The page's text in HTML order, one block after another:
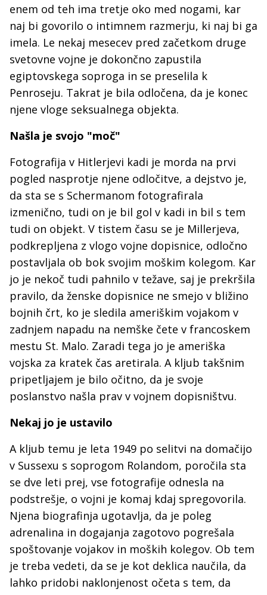
enem od teh ima tretje oko med nogami, kar
naj bi govorilo o intimnem razmerju, ki naj bi ga
imela. Le nekaj mesecev pred začetkom druge
svetovne vojne je dokončno zapustila
egiptovskega soproga in se preselila k
Penroseju. Takrat je bila odločena, da je konec
njene vloge seksualnega objekta.
Našla je svojo "moč"
Fotografija v Hitlerjevi kadi je morda na prvi
pogled nasprotje njene odločitve, a dejstvo je,
da sta se s Schermanom fotografirala
izmenično, tudi on je bil gol v kadi in bil s tem
tudi on objekt. V tistem času se je Millerjeva,
podkrepljena z vlogo vojne dopisnice, odločno
postavljala ob bok svojim moškim kolegom. Kar
jo je nekoč tudi pahnilo v težave, saj je prekršila
pravilo, da ženske dopisnice ne smejo v bližino
bojnih črt, ko je sledila ameriškim vojakom v
zadnjem napadu na nemške čete v francoskem
mestu St. Malo. Zaradi tega jo je ameriška
vojska za kratek čas aretirala. A kljub takšnim
pripetljajem je bilo očitno, da je svoje
poslanstvo našla prav v vojnem dopisništvu.
Nekaj jo je ustavilo
A kljub temu je leta 1949 po selitvi na domačijo
v Sussexu s soprogom Rolandom, poročila sta
se dve leti prej, vse fotografije odnesla na
podstrešje, o vojni je komaj kdaj spregovorila.
Njena biografinja ugotavlja, da je poleg
adrenalina in dogajanja zagotovo pogrešala
spoštovanje vojakov in moških kolegov. Ob tem
je treba vedeti, da se je kot deklica naučila, da
lahko pridobi naklonjenost očeta s tem, da